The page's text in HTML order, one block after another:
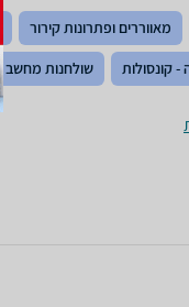
מאווררים ופתרונות קירור
- קונסולות שולחנות מחשב